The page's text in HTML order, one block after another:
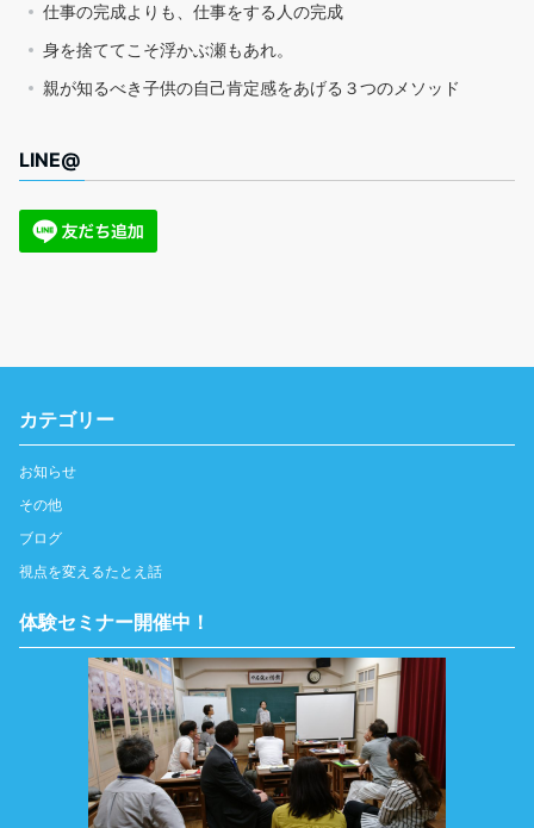
仕事の完成よりも、仕事をする人の完成
身を捨ててこそ浮かぶ瀬もあれ。
親が知るべき子供の自己肯定感をあげる３つのメソッド
LINE@
カテゴリー
お知らせ
その他
ブログ
視点を変えるたとえ話
体験セミナー開催中！